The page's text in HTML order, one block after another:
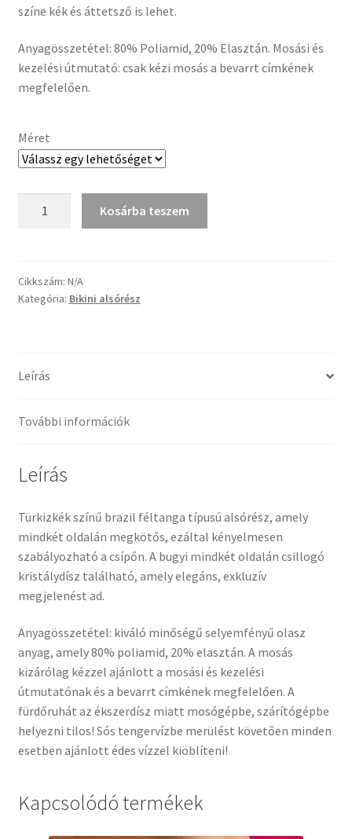
színe kék és áttetsző is lehet.
Anyagösszetétel: 80% Poliamid, 20% Elasztán. Mosási és
kezelési útmutató: csak kézi mosás a bevarrt címkének
megfelelően.
Méret
Kosárba teszem
Cikkszám: N/A
Kategória: Bikini alsórész
Leírás
További információk
Leírás
Türkizkék színű brazil féltanga típusú alsórész, amely
mindkét oldalán megkötős, ezáltal kényelmesen
szabályozható a csípőn. A bugyi mindkét oldalán csillogó
kristálydísz található, amely elegáns, exkluzív
megjelenést ad.
Anyagösszetétel: kiváló minőségű selyemfényű olasz
anyag, amely 80% poliamid, 20% elasztán. A mosás
kizárólag kézzel ajánlott a mosási és kezelési
útmutatónak és a bevarrt címkének megfelelően. A
fürdőruhát az ékszerdísz miatt mosógépbe, szárítógépbe
helyezni tilos! Sós tengervízbe merülést követően minden
esetben ajánlott édes vízzel kiöblíteni!
Kapcsolódó termékek